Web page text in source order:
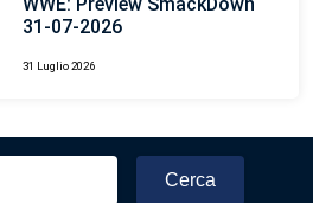
31-07-2026
31 Luglio 2026